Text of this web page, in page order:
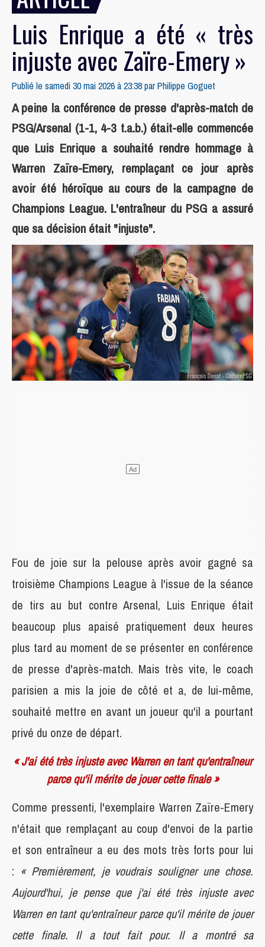
Luis Enrique a été « très
injuste avec Zaïre-Emery »
Publié le samedi 30 mai 2026 à 23:38 parPhilippe Goguet
A peine la conférence de presse d'après-match de
PSG/Arsenal (1-1, 4-3 t.a.b.) était-elle commencée
que Luis Enrique a souhaité rendre hommage à
Warren Zaïre-Emery, remplaçant ce jour après
avoir été héroïque au cours de la campagne de
Champions League. L'entraîneur du PSG a assuré
que sa décision était "injuste".
Fou de joie sur la pelouse après avoir gagné sa
troisième Champions League à l'issue de la séance
de tirs au but contre Arsenal, Luis Enrique était
beaucoup plus apaisé pratiquement deux heures
plus tard au moment de se présenter en conférence
de presse d'après-match. Mais très vite, le coach
parisien a mis la joie de côté et a, de lui-même,
souhaité mettre en avant un joueur qu'il a pourtant
privé du onze de départ.
« J'ai été très injuste avec Warren en tant qu'entraîneur
parce qu'il mérite de jouer cette finale »
Comme pressenti, l'exemplaire Warren Zaïre-Emery
n'était que remplaçant au coup d'envoi de la partie
et son entraîneur a eu des mots très forts pour lui
: « Premièrement, je voudrais souligner une chose.
Aujourd'hui, je pense que j'ai été très injuste avec
Warren en tant qu'entraîneur parce qu'il mérite de jouer
cette finale. Il a tout fait pour. Il a montré sa